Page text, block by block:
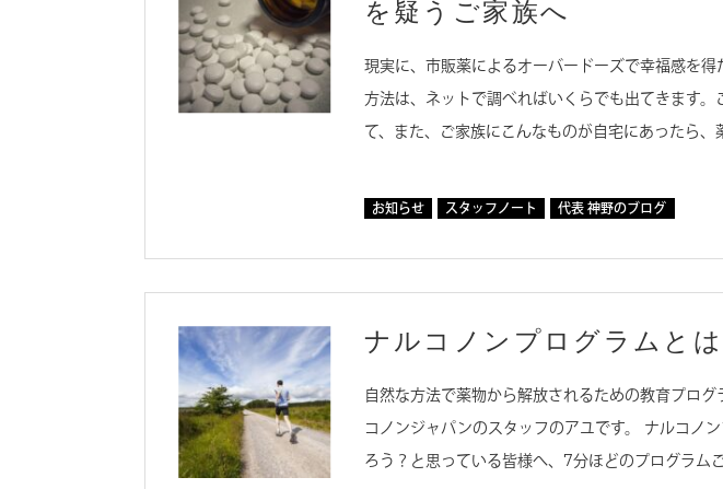
を疑うご家族へ
現実に、市販薬によるオーバードーズで幸福感を得
方法は、ネットで調べればいくらでも出てきます。
て、また、ご家族にこんなものが自宅にあったら
お知らせ スタッフノート 代表 神野のブログ
ナルコノンプログラムとは
自然な方法で薬物から解放されるための教育プロ
コノンジャパンのスタッフのアユです。 ナルコノ
ろう？と思っている皆様へ、7分ほどのプログラム